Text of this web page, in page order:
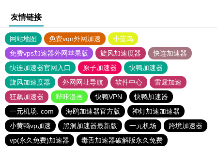
友情链接
网站地图 免费vqn外网加速
小蓝鸟
免费vps加速器外网苹果版
旋风加速度器
快连加速器
快连加速器官网入口
原子加速器
快鸭加速器
旋风加速度器
外网网址导航 软件中心
雷霆加速
狂飙加速器
哔咔漫画 快鸭VPN
快鸭加速器
一元机场. com
海鸥加速器官方版
神灯加速加速器
小黄鸭vp加速
黑洞加速器最新版 一元机场
跨境加速器
vp(永久免费)加速器
毒舌加速器破解版永久免费